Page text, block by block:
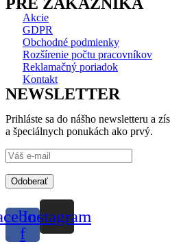
Akcie
GDPR
Obchodné podmienky
Rozšírenie počtu pracovníkov
Reklamačný poriadok
Kontakt
NEWSLETTER
Prihláste sa do nášho newsletteru a
a špeciálnych ponukách ako prvý.
Odoberať
f
Instagram